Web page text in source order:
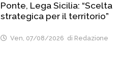
Ponte, Lega Sicilia: “Scelta
strategica per il territorio”
Ven, 07/08/2026 di Redazione